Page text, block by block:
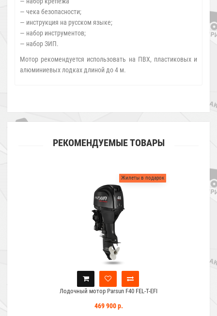
— чека безопасности;
— инструкция на русском языке;
— набор инструментов;
— набор ЗИП.
Мотор рекомендуется использовать на ПВХ, пластиковых и
алюминиевых лодках длиной до 4 м.
РЕКОМЕНДУЕМЫЕ ТОВАРЫ
Жилеты в подарок
Лодочный мотор Parsun F40 FEL-T-EFI
469 900 р.